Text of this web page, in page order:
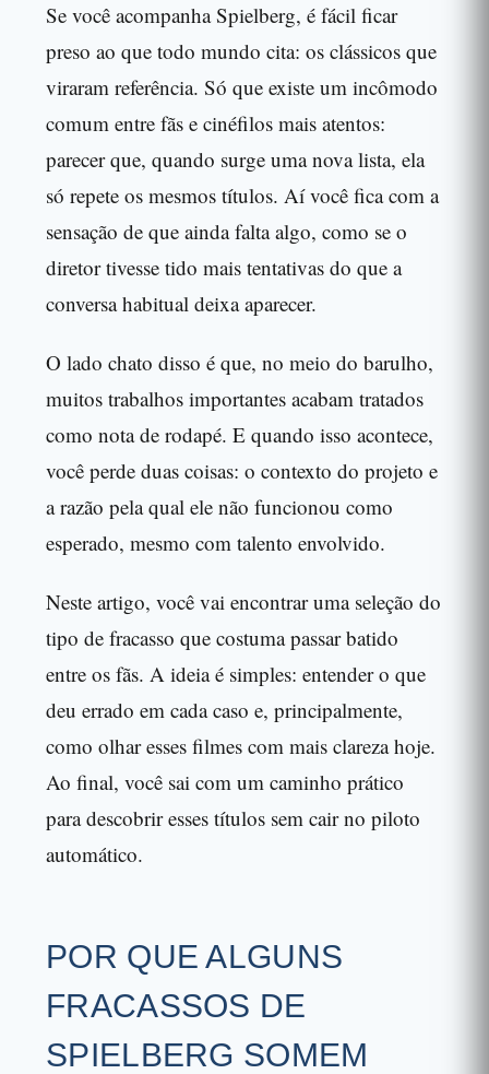
Se você acompanha Spielberg, é fácil ficar
preso ao que todo mundo cita: os clássicos que
viraram referência. Só que existe um incômodo
comum entre fãs e cinéfilos mais atentos:
parecer que, quando surge uma nova lista, ela
só repete os mesmos títulos. Aí você fica com a
sensação de que ainda falta algo, como se o
diretor tivesse tido mais tentativas do que a
conversa habitual deixa aparecer.
O lado chato disso é que, no meio do barulho,
muitos trabalhos importantes acabam tratados
como nota de rodapé. E quando isso acontece,
você perde duas coisas: o contexto do projeto e
a razão pela qual ele não funcionou como
esperado, mesmo com talento envolvido.
Neste artigo, você vai encontrar uma seleção do
tipo de fracasso que costuma passar batido
entre os fãs. A ideia é simples: entender o que
deu errado em cada caso e, principalmente,
como olhar esses filmes com mais clareza hoje.
Ao final, você sai com um caminho prático
para descobrir esses títulos sem cair no piloto
automático.
POR QUE ALGUNS
FRACASSOS DE
SPIELBERG SOMEM